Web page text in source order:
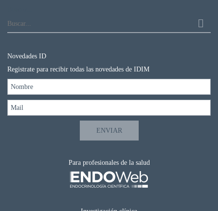
Para profesionales de la salud
Novedades ID
Registrate para recibir todas las novedades de IDIM